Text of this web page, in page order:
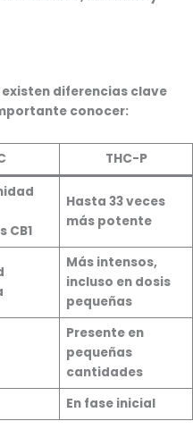
diferencias clave
conocer:
THC-P
CB1
Hasta 33 veces
más potente
Más intensos,
incluso en dosis
pequeñas
Presente en
pequeñas
cantidades
En fase inicial